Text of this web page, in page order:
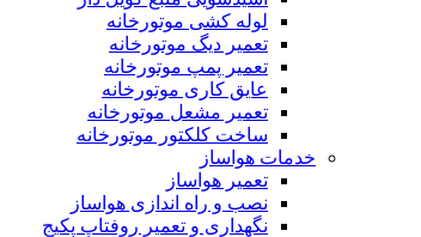
لوله کشی موتورخانه
تعمیر دیگ موتورخانه
تعمیر پمپ موتورخانه
عایق کاری موتورخانه
تعمیر مشعل موتورخانه
ساخت کلکتور موتورخانه
خدمات هواساز
تعمیر هواساز
نصب و راه اندازی هواساز
نگهداری و تعمیر روفتاپ پکیج